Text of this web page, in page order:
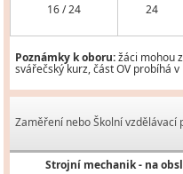
16 / 24 24
Poznámky k oboru:žáci mohou
svářečský kurz, část OV probíhá
Zaměření nebo Školní vzdělávací
Strojní mechanik - na